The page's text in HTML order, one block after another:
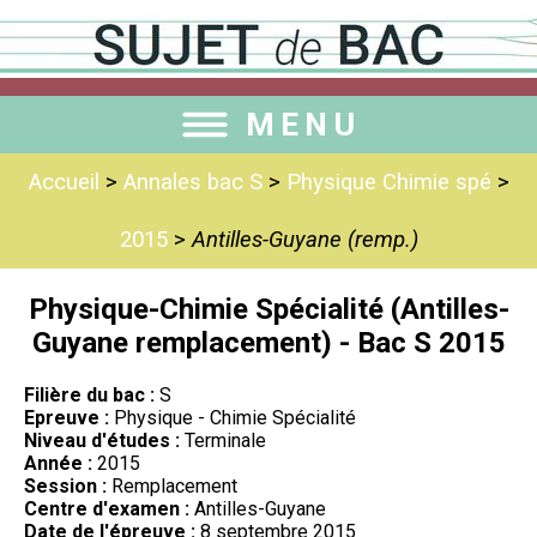
MENU
Accueil > Annales bac S> Physique Chimie spé >
2015>Antilles-Guyane (remp.)
Physique-Chimie Spécialité (Antilles-
Guyane remplacement) - Bac S 2015
Filière du bac : S
Epreuve : Physique - Chimie Spécialité
Niveau d'études : Terminale
Année : 2015
Session : Remplacement
Centre d'examen : Antilles-Guyane
Date de l'épreuve : 8 septembre 2015